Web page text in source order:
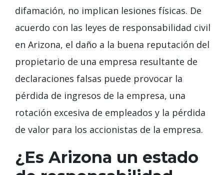
difamación, no implican lesiones físicas. De
acuerdo con las leyes de responsabilidad civil
en Arizona, el daño a la buena reputación del
propietario de una empresa resultante de
declaraciones falsas puede provocar la
pérdida de ingresos de la empresa, una
rotación excesiva de empleados y la pérdida
de valor para los accionistas de la empresa.
¿Es Arizona un estado